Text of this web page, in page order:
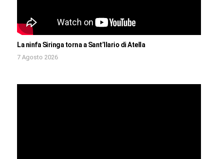
La ninfa Siringa torna a Sant’Ilario di Atella
7 Agosto 2026